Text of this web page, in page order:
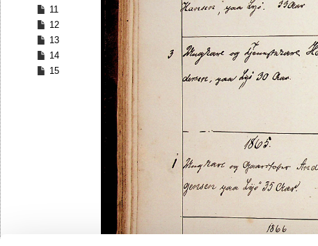
11
12
13
14
15